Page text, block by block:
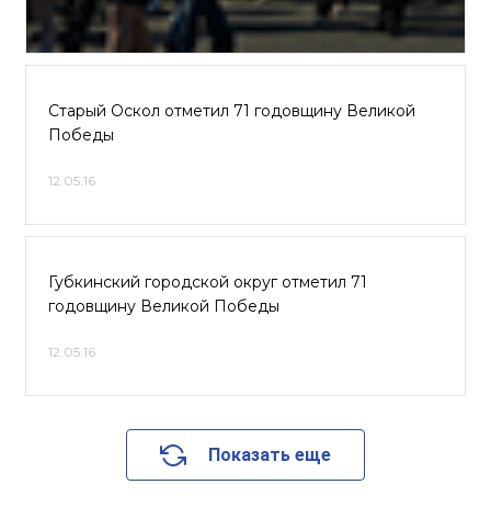
Старый Оскол отметил 71 годовщину Великой
Победы
12.05.16
Губкинский городской округ отметил 71
годовщину Великой Победы
12.05.16
Показать еще